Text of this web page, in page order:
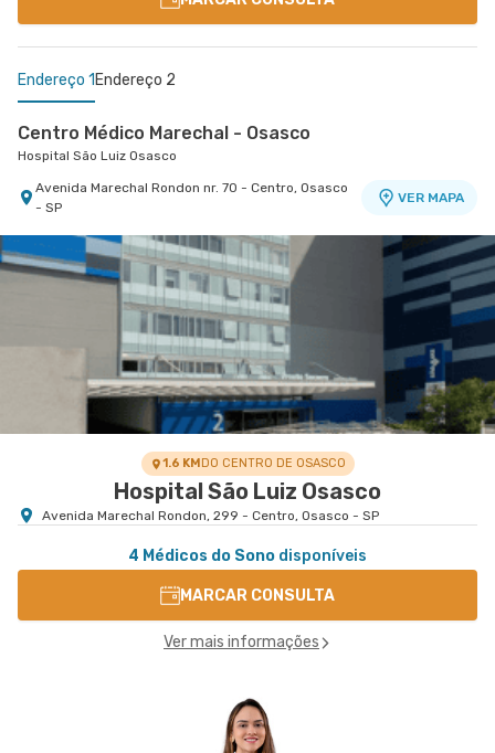
Endereço 1 Endereço 2
Centro Médico Marechal - Osasco
Hospital São Luiz Osasco
Avenida Marechal Rondon nr. 70 - Centro, Osasco
- SP
VER MAPA
Casa do Pulmão Itaim - Edifício Visionaire
Itaim - Casa do Pulmão
Rua Doutor Alceu de Campos Rodrigues nr. 46
Casa do Pulmão 7° Andar - Vila Nova Conceicao,
VER MAPA
1.6 KMDO CENTRO DE OSASCO
Hospital São Luiz Osasco
Avenida Marechal Rondon, 299 - Centro, Osasco - SP
4 Médicos do Sono disponíveis
MARCAR CONSULTA
Ver mais informações